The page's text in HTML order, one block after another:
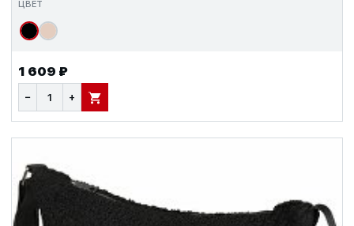
ЦВЕТ
1 609 ₽
− + В КОРЗИНУ